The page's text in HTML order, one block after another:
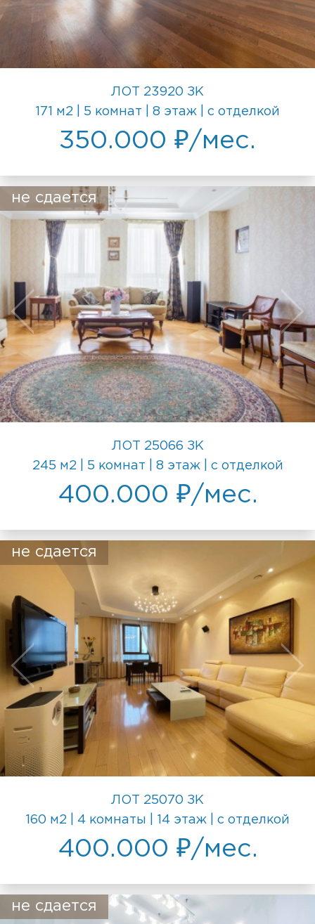
ЛОТ 23920 ЗК
171 м2 | 5 комнат | 8 этаж | с отделкой
350.000 ₽/мес.
не сдается
ЛОТ 25066 ЗК
245 м2 | 5 комнат | 8 этаж | с отделкой
400.000 ₽/мес.
не сдается
ЛОТ 25070 ЗК
160 м2 | 4 комнаты | 14 этаж | с отделкой
400.000 ₽/мес.
не сдается